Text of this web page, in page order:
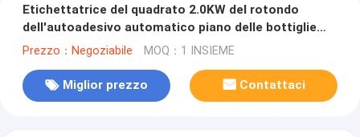
Etichettatrice del quadrato 2.0KW del rotondo
dell'autoadesivo automatico piano delle bottiglie
doppia marcatura parteggiata
Prezzo：Negoziabile MOQ：1 INSIEME
Miglior prezzo Contattaci